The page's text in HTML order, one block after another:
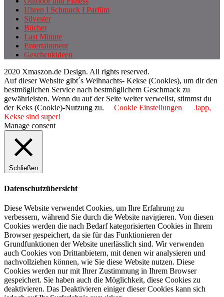
Uhren I Schmuck I Parfüm
Silvester
Bücher
Last Minute
Entertainment
Geschenkideen
2020 Xmaszon.de Design. All rights reserved.
Auf dieser Website gibt´s Weihnachts- Kekse (Cookies), um dir den
bestmöglichen Service nach bestmöglichem Geschmack zu
gewährleisten. Wenn du auf der Seite weiter verweilst, stimmst du
der Keks (Cookie)-Nutzung zu.
Cookie Einstellungen
Japp,
Kekse sind super!
Manage consent
Schließen
Datenschutzübersicht
Diese Website verwendet Cookies, um Ihre Erfahrung zu
verbessern, während Sie durch die Website navigieren. Von diesen
Cookies werden die nach Bedarf kategorisierten Cookies in Ihrem
Browser gespeichert, da sie für das Funktionieren der
Grundfunktionen der Website unerlässlich sind. Wir verwenden
auch Cookies von Drittanbietern, mit denen wir analysieren und
nachvollziehen können, wie Sie diese Website nutzen. Diese
Cookies werden nur mit Ihrer Zustimmung in Ihrem Browser
gespeichert. Sie haben auch die Möglichkeit, diese Cookies zu
deaktivieren. Das Deaktivieren einiger dieser Cookies kann sich